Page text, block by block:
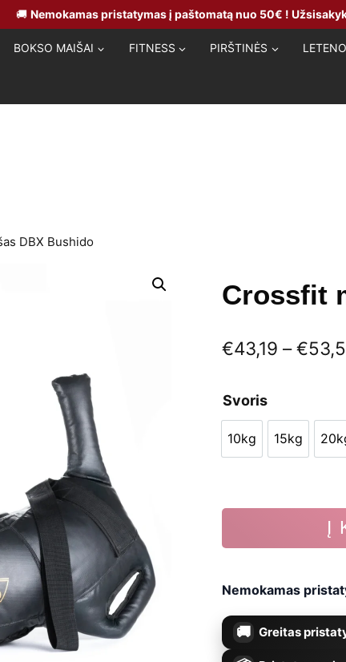
🚚 Nemokamas pristatymas į paštomatą nuo 50€ !
BOKSO MAIŠAI FITNESS PIRŠTINĖS
DBX Bushido
Crossfit
€43,19 – €
Svoris
10kg
10kg
15kg
15kg
kiekis:
DBX
Į
Nemokamas
Greitas